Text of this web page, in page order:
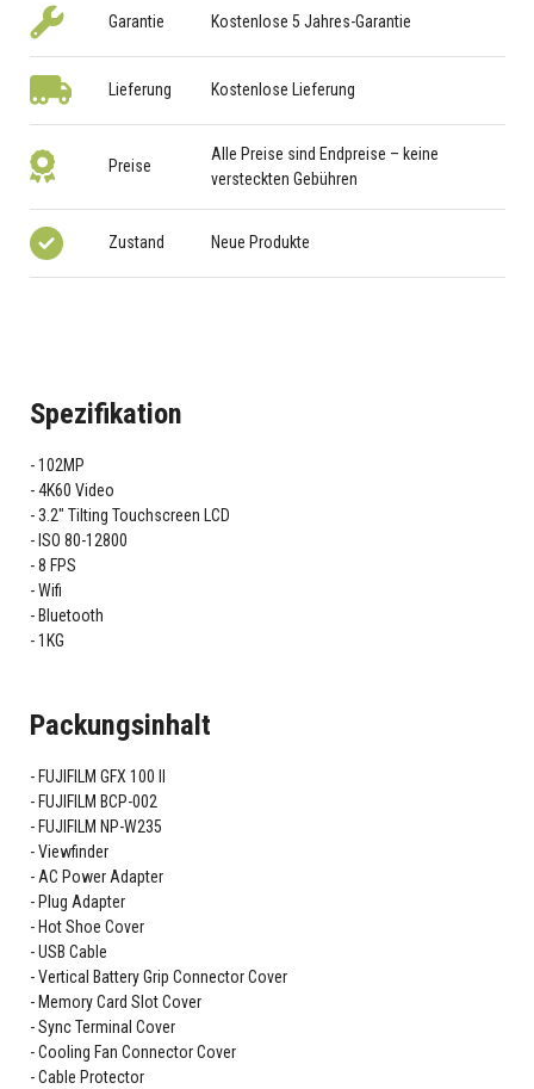
Garantie Kostenlose 5 Jahres-Garantie
Lieferung Kostenlose Lieferung
Preise
Alle Preise sind Endpreise – keine
versteckten Gebühren
Zustand Neue Produkte
Spezifikation
102MP
4K60 Video
3.2" Tilting Touchscreen LCD
ISO 80-12800
8 FPS
Wifi
Bluetooth
1KG
Packungsinhalt
FUJIFILM GFX 100 II
FUJIFILM BCP-002
FUJIFILM NP-W235
Viewfinder
AC Power Adapter
Plug Adapter
Hot Shoe Cover
USB Cable
Vertical Battery Grip Connector Cover
Memory Card Slot Cover
Sync Terminal Cover
Cooling Fan Connector Cover
Cable Protector